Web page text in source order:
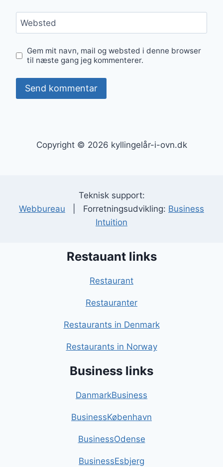
Websted
Gem mit navn, mail og websted i denne browser
til næste gang jeg kommenterer.
Copyright © 2026 kyllingelår-i-ovn.dk
Teknisk support:
Webbureau | Forretningsudvikling: Business
Intuition
Restauant links
Restaurant
Restauranter
Restaurants in Denmark
Restaurants in Norway
Business links
DanmarkBusiness
BusinessKøbenhavn
BusinessOdense
BusinessEsbjerg